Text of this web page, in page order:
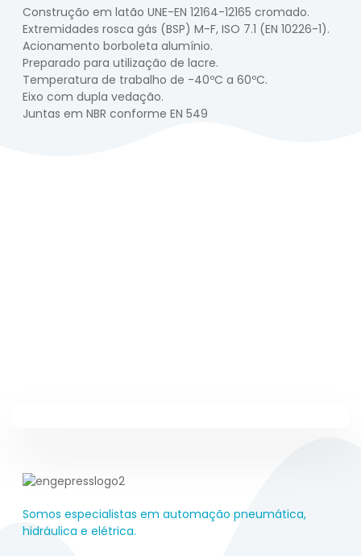
Construção em latão UNE-EN 12164-12165 cromado.
Extremidades rosca gás (BSP) M-F, ISO 7.1 (EN 10226-1).
Acionamento borboleta alumínio.
Preparado para utilização de lacre.
Temperatura de trabalho de -40ºC a 60ºC.
Eixo com dupla vedação.
Juntas em NBR conforme EN 549
Somos especialistas em automação pneumática,
hidráulica e elétrica.